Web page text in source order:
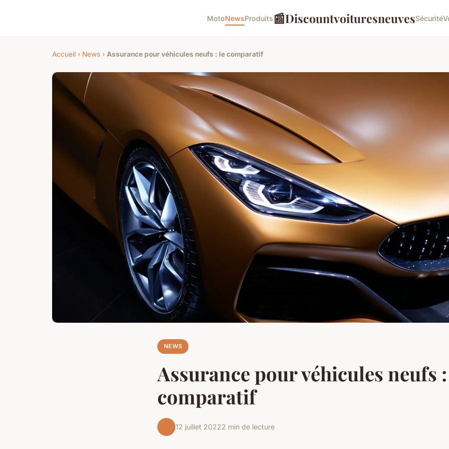
MotoNewsProduits 📰DiscountvoituresneuvesSécurité
Accueil › News › Assurance pour véhicules neufs : le comparatif
NEWS
Assurance pour véhicules neufs
comparatif
12 juillet 20222 min de lecture